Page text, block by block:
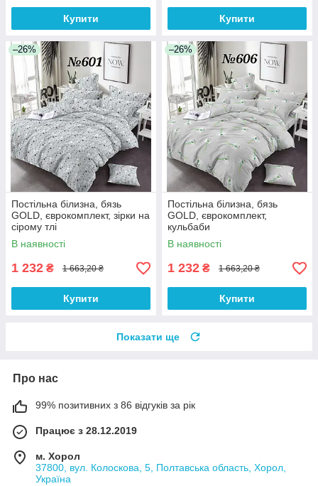
Купити Купити
–26%
Постільна білизна, бязь
GOLD, єврокомплект, зірки на
сірому тлі
В наявності
1 232 ₴ 1 663,20 ₴
Купити
–26%
Постільна білизна, бязь
GOLD, єврокомплект,
кульбаби
В наявності
1 232 ₴ 1 663,20 ₴
Купити
Показати ще
Про нас
99% позитивних з 86 відгуків за рік
Працює з 28.12.2019
м. Хорол
37800, вул. Колоскова, 5, Полтавська область, Хорол,
Україна